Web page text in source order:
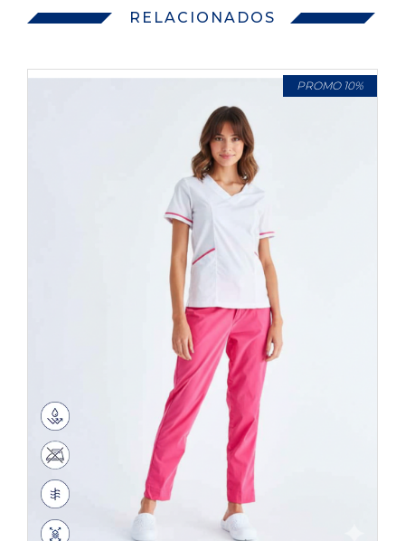
RELACIONADOS
PROMO 10%